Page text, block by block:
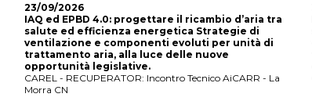
23/09/2026
IAQ ed EPBD 4.0: progettare il ricambio d’aria tra
salute ed efficienza energetica Strategie di
ventilazione e componenti evoluti per unità di
trattamento aria, alla luce delle nuove
opportunità legislative.
CAREL - RECUPERATOR: Incontro Tecnico AiCARR - La
Morra CN